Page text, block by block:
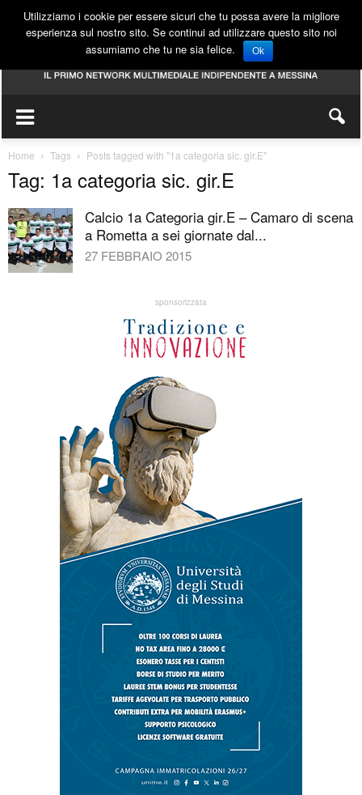
Home Tags Posts tagged with "1a categoria sic. gir.E"
Tag: 1a categoria sic. gir.E
Calcio 1a Categoria gir.E – Camaro di scena
a Rometta a sei giornate dal...
27 FEBBRAIO 2015
sponsorizzata
Utilizziamo i cookie per essere sicuri che tu possa avere la migliore
esperienza sul nostro sito. Se continui ad utilizzare questo sito noi
assumiamo che tu ne sia felice.
Ok